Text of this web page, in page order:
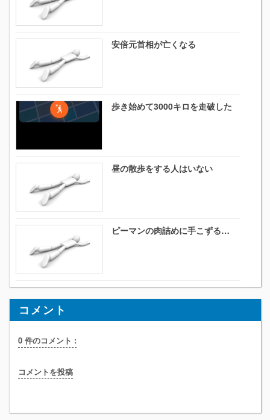
安倍元首相が亡くなる
歩き始めて3000キロを走破した
昼の散歩をする人はいない
ピーマンの肉詰めに手こずる…
コメント
0 件のコメント :
コメントを投稿